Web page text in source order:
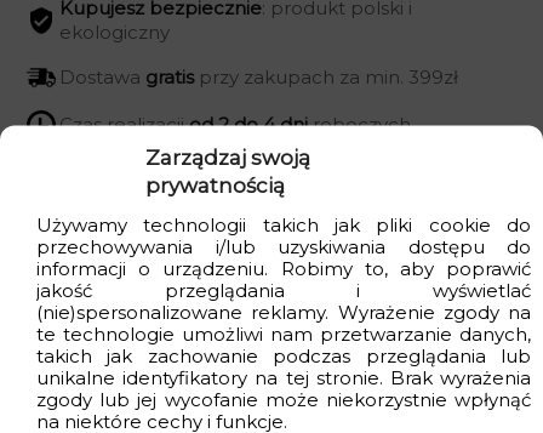
Zarządzaj swoją
prywatnością
Używamy technologii takich jak pliki cookie do
przechowywania i/lub uzyskiwania dostępu do
informacji o urządzeniu. Robimy to, aby poprawić
jakość przeglądania i wyświetlać
(nie)spersonalizowane reklamy. Wyrażenie zgody na
te technologie umożliwi nam przetwarzanie danych,
takich jak zachowanie podczas przeglądania lub
unikalne identyfikatory na tej stronie. Brak wyrażenia
zgody lub jej wycofanie może niekorzystnie wpłynąć
na niektóre cechy i funkcje.
Kupujesz bezpiecznie: produkt polski i
ekologiczny
Dostawa gratisprzy zakupach za min. 399zł
Czas realizacjiod 2 do 4 dniroboczych
Wizualizacje